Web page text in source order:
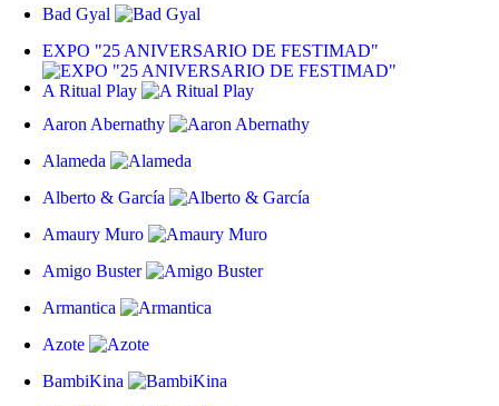
Bad Gyal
EXPO "25 ANIVERSARIO DE FESTIMAD"
A Ritual Play
Aaron Abernathy
Alameda
Alberto & García
Amaury Muro
Amigo Buster
Armantica
Azote
BambiKina